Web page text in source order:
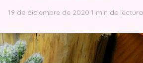
19 de diciembre de 2020·1 min de lectura